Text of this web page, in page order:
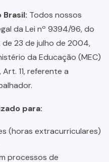
Todos nossos
da Lei nº 9394/96, do
de 23 de julho de 2004,
da Educação (MEC)
11, referente a
para:
(horas extracurriculares)
processos de